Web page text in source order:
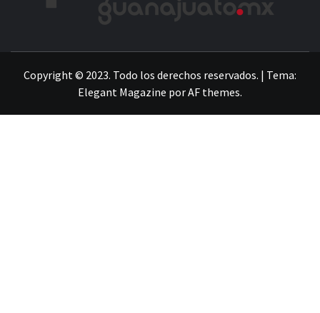
Copyright © 2023. Todo los derechos reservados. | Tema:
Elegant Magazine porAF themes.